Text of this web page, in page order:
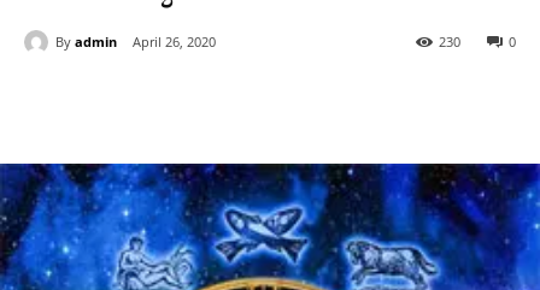
By admin April 26, 2020 0
230